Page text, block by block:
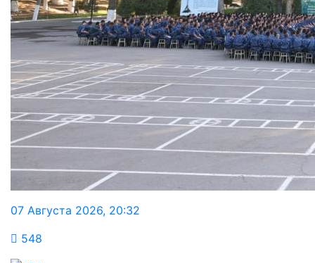
07 Августа 2026, 20:32
548